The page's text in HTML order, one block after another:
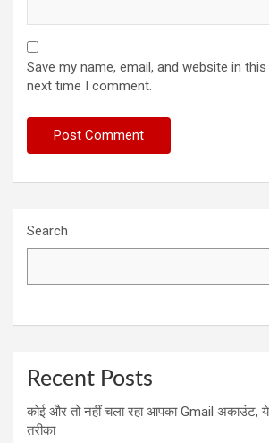
Save my name, email, and website in
next time I comment.
Search
Recent Posts
कोई और तो नहीं चला रहा आपका Gmail अकाउंट,
तरीका